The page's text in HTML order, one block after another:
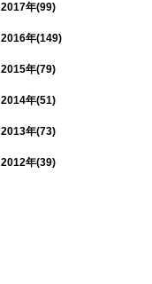
2017年(99)
2016年(149)
2015年(79)
2014年(51)
2013年(73)
2012年(39)